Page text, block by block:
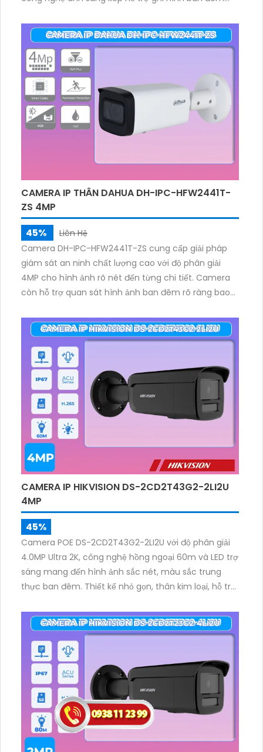
bảo vệ an ninh hiệu quả hơn camera còn được tích
hợp khả năng phát hiện người với độ chính xác cao
CAMERA IP THÂN DAHUA DH-IPC-HFW2441T-
ZS 4MP
45%
Liên Hệ
Camera DH-IPC-HFW2441T-ZS cung cấp giải pháp
giám sát an ninh chất lượng cao với độ phân giải
4MP cho hình ảnh rõ nét đến từng chi tiết. Camera
còn hỗ trợ quan sát hình ảnh ban đêm rõ ràng bao
hiện thông minh như phát hiện con người và phương
tiện.
CAMERA IP HIKVISION DS-2CD2T43G2-2LI2U
4MP
45%
Camera POE DS-2CD2T43G2-2LI2U với độ phân giải
4.0MP Ultra 2K, công nghệ hồng ngoại 60m và LED trợ
sáng mang đến hình ảnh sắc nét, màu sắc trung
thực ban đêm. Thiết kế nhỏ gọn, thân kim loại, hỗ trợ
H.265+ tiết kiệm dung lượng.